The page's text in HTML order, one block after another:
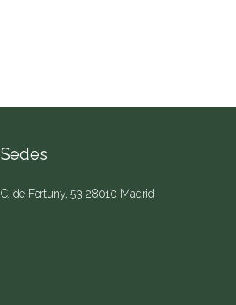
Sedes
C. de Fortuny, 53 28010 Madrid